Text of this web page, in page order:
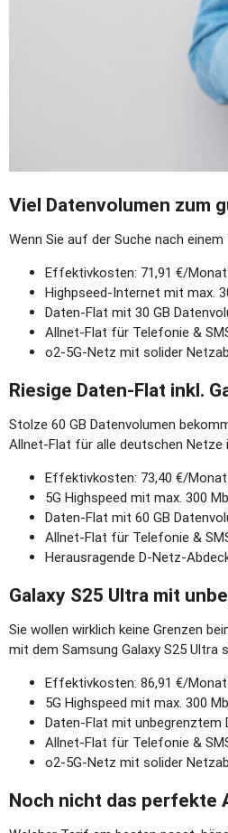
Viel Datenvolumen zum
Wenn Sie auf der Suche nach
Effektivkosten: 71,91 €/Monat
Highpseed-Internet mit max.
Daten-Flat mit 30 GB
Allnet-Flat für Telefonie &
o2-5G-Netz mit solider
Riesige Daten-Flat inkl.
Stolze 60 GB Datenvolumen
Allnet-Flat für alle deutschen Netze
Effektivkosten: 73,40 €/Monat
5G Highspeed mit max. 300
Daten-Flat mit 60 GB
Allnet-Flat für Telefonie &
Herausragende D-Netz-
Galaxy S25 Ultra mit
Sie wollen wirklich keine Grenzen
mit dem Samsung Galaxy S25 Ultra
Effektivkosten: 86,91 €/Monat
5G Highspeed mit max. 300
Daten-Flat mit unbegrenztem
Allnet-Flat für Telefonie &
o2-5G-Netz mit solider
Noch nicht das perfekte